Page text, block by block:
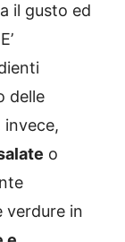
il gusto ed
delle
invece,
o
verdure in